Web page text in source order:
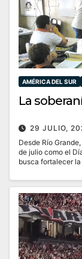
AMÉRICA DEL SUR
La
29 JULIO,
Desde Río
de julio como el
busca fortalecer